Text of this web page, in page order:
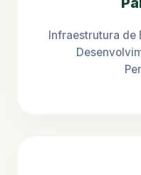
Infraestrutura de